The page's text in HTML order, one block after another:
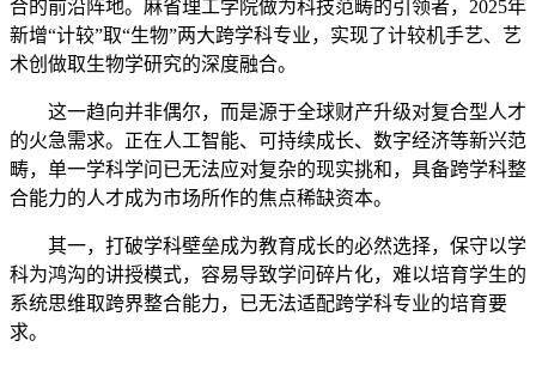
合的前沿阵地。麻省理工学院做为科技范畴的引领者，2025年
新增“计较”取“生物”两大跨学科专业，实现了计较机手艺、艺
术创做取生物学研究的深度融合。
这一趋向并非偶尔，而是源于全球财产升级对复合型人才
的火急需求。正在人工智能、可持续成长、数字经济等新兴范
畴，单一学科学问已无法应对复杂的现实挑和，具备跨学科整
合能力的人才成为市场所作的焦点稀缺资本。
其一，打破学科壁垒成为教育成长的必然选择，保守以学
科为鸿沟的讲授模式，容易导致学问碎片化，难以培育学生的
系统思维取跨界整合能力，已无法适配跨学科专业的培育要
求。